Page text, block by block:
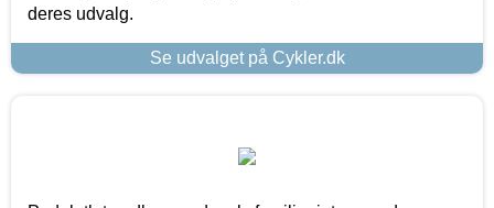
deres udvalg.
Se udvalget på Cykler.dk